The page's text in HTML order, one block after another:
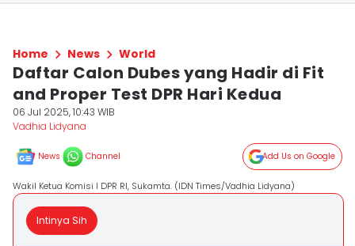
Home News World
Daftar Calon Dubes yang Hadir di Fit
and Proper Test DPR Hari Kedua
06 Jul 2025, 10:43 WIB
Vadhia Lidyana
News Channel Add Us on Google
Wakil Ketua Komisi I DPR RI, Sukamta. (IDN Times/Vadhia Lidyana)
Intinya Sih